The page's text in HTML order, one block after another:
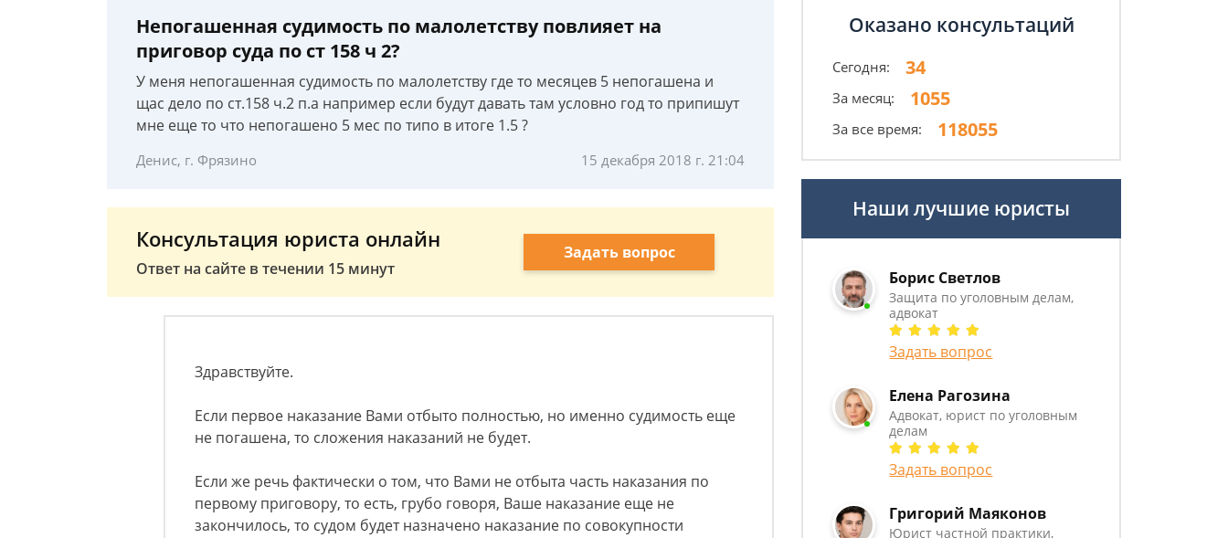
Непогашенная судимость по малолетству повлияет на
приговор суда по ст 158 ч 2?
У меня непогашенная судимость по малолетству где то месяцев 5 непогашена и
щас дело по ст.158 ч.2 п.а например если будут давать там условно год то припишут
мне еще то что непогашено 5 мес по типо в итоге 1.5 ?
Денис, г. Фрязино 15 декабря 2018 г. 21:04
Консультация юриста онлайн
Ответ на сайте в течении 15 минут
Задать вопрос
Здравствуйте.
Если первое наказание Вами отбыто полностью, но именно судимость еще
не погашена, то сложения наказаний не будет.
Если же речь фактически о том, что Вами не отбыта часть наказания по
первому приговору, то есть, грубо говоря, Ваше наказание еще не
закончилось, то судом будет назначено наказание по совокупности
Оказано консультаций
Сегодня: 34
За месяц: 1055
За все время: 118055
Наши лучшие юристы
Борис Светлов
Защита по уголовным делам,
адвокат
Задать вопрос
Елена Рагозина
Адвокат, юрист по уголовным
делам
Задать вопрос
Григорий Маяконов
Юрист частной практики,